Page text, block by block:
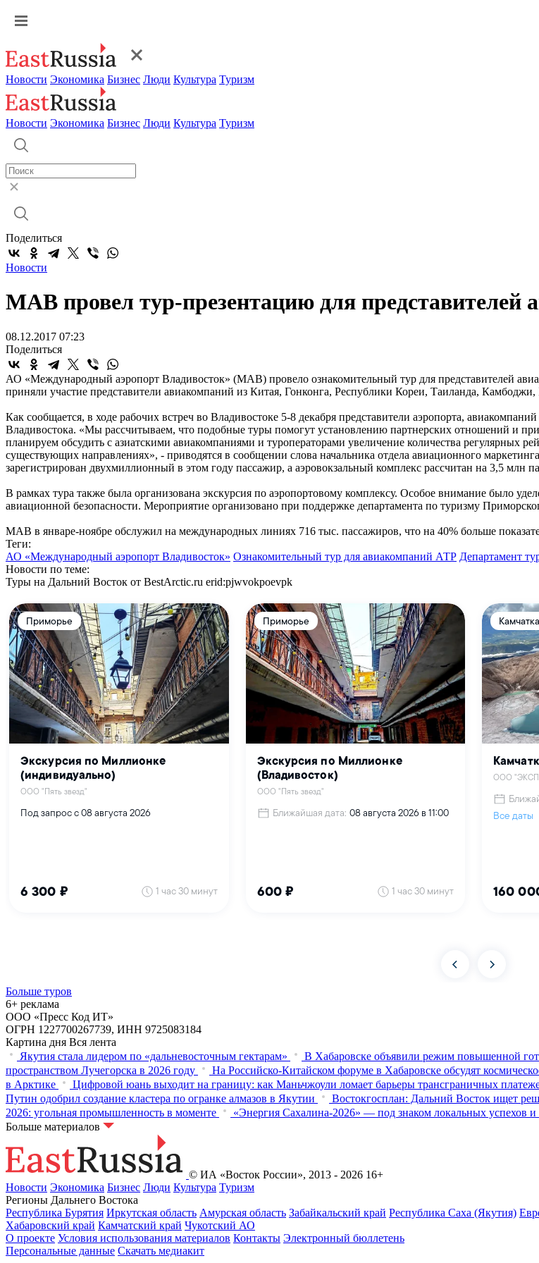
Новости Экономика Бизнес Люди Культура Туризм
Новости Экономика Бизнес Люди Культура Туризм
Поделиться
Новости
МАВ провел тур-презентацию для представителей
08.12.2017 07:23
Поделиться
АО «Международный аэропорт Владивосток» (МАВ) провело ознакомительный тур для представителей
приняли участие представители авиакомпаний из Китая, Гонконга, Республики Кореи, Таиланда,
Как сообщается, в ходе рабочих встреч во Владивостоке 5-8 декабря представители аэропорта,
Владивостока. «Мы рассчитываем, что подобные туры помогут установлению партнерских отношений и
планируем обсудить с азиатскими авиакомпаниями и туроператорами увеличение количества регулярных
существующих направлениях», - приводятся в сообщении слова начальника отдела авиационного
зарегистрирован двухмиллионный в этом году пассажир, а аэровокзальный комплекс рассчитан на 3,5 млн
В рамках тура также была организована экскурсия по аэропортовому комплексу. Особое внимание было
авиационной безопасности. Мероприятие организовано при поддержке департамента по туризму
МАВ в январе-ноябре обслужил на международных линиях 716 тыс. пассажиров, что на 40% больше
Теги:
АО «Международный аэропорт Владивосток» Ознакомительный тур для авиакомпаний АТР Департамент
Новости по теме:
Туры на Дальний Восток от BestArctic.ru erid:pjwvokpoevpk
Больше туров
6+ реклама
ООО «Пресс Код ИТ»
ОГРН 1227700267739, ИНН 9725083184
Картина дня Вся лента
Якутия стала лидером по «дальневосточным гектарам»
В Хабаровске объявили режим повышенной
пространством Лучегорска в 2026 году
На Российско-Китайском форуме в Хабаровске обсудят
в Арктике
Цифровой юань выходит на границу: как Маньчжоули ломает барьеры трансграничных
Путин одобрил создание кластера по огранке алмазов в Якутии
Востокгосплан: Дальний Восток ищет
2026: угольная промышленность в моменте
«Энергия Сахалина-2026» — под знаком локальных успехов
Больше материалов
© ИА «Восток России», 2013 - 2026 16+
Новости Экономика Бизнес Люди Культура Туризм
Регионы Дальнего Востока
Республика Бурятия Иркутская область Амурская область Забайкальский край Республика Саха (Якутия)
Хабаровский край Камчатский край Чукотский АО
О проекте Условия использования материалов Контакты Электронный бюллетень
Персональные данные Скачать медиакит